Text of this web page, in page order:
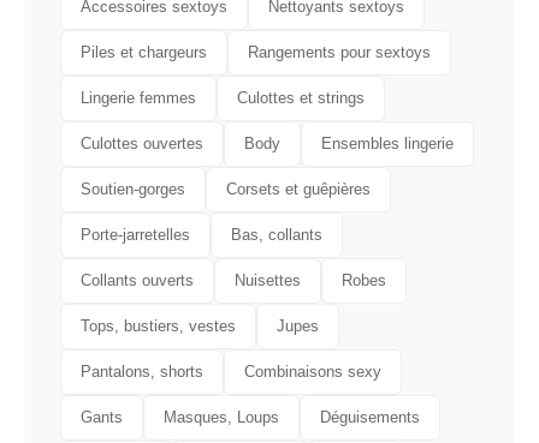
Accessoires sextoys Nettoyants sextoys
Piles et chargeurs Rangements pour sextoys
Lingerie femmes Culottes et strings
Culottes ouvertes Body Ensembles lingerie
Soutien-gorges Corsets et guêpières
Porte-jarretelles Bas, collants
Collants ouverts Nuisettes Robes
Tops, bustiers, vestes Jupes
Pantalons, shorts Combinaisons sexy
Gants Masques, Loups Déguisements